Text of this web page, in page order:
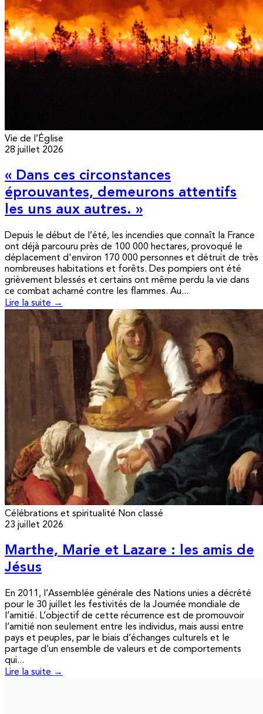
Vie de l’Église
28 juillet 2026
« Dans ces circonstances
éprouvantes, demeurons attentifs
les uns aux autres. »
Depuis le début de l’été, les incendies que connaît la France
ont déjà parcouru près de 100 000 hectares, provoqué le
déplacement d'environ 170 000 personnes et détruit de très
nombreuses habitations et forêts. Des pompiers ont été
grièvement blessés et certains ont même perdu la vie dans
ce combat acharné contre les flammes. Au...
Lire la suite →
Célébrations et spiritualité Non classé
23 juillet 2026
Marthe, Marie et Lazare : les amis de
Jésus
En 2011, l’Assemblée générale des Nations unies a décrété
pour le 30 juillet les festivités de la Journée mondiale de
l’amitié. L’objectif de cette récurrence est de promouvoir
l’amitié non seulement entre les individus, mais aussi entre
pays et peuples, par le biais d’échanges culturels et le
partage d’un ensemble de valeurs et de comportements
qui...
Lire la suite →